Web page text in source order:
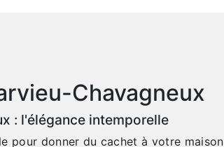
Chavagneux
: l'élégance intemporelle
pour donner du cachet à votre maison